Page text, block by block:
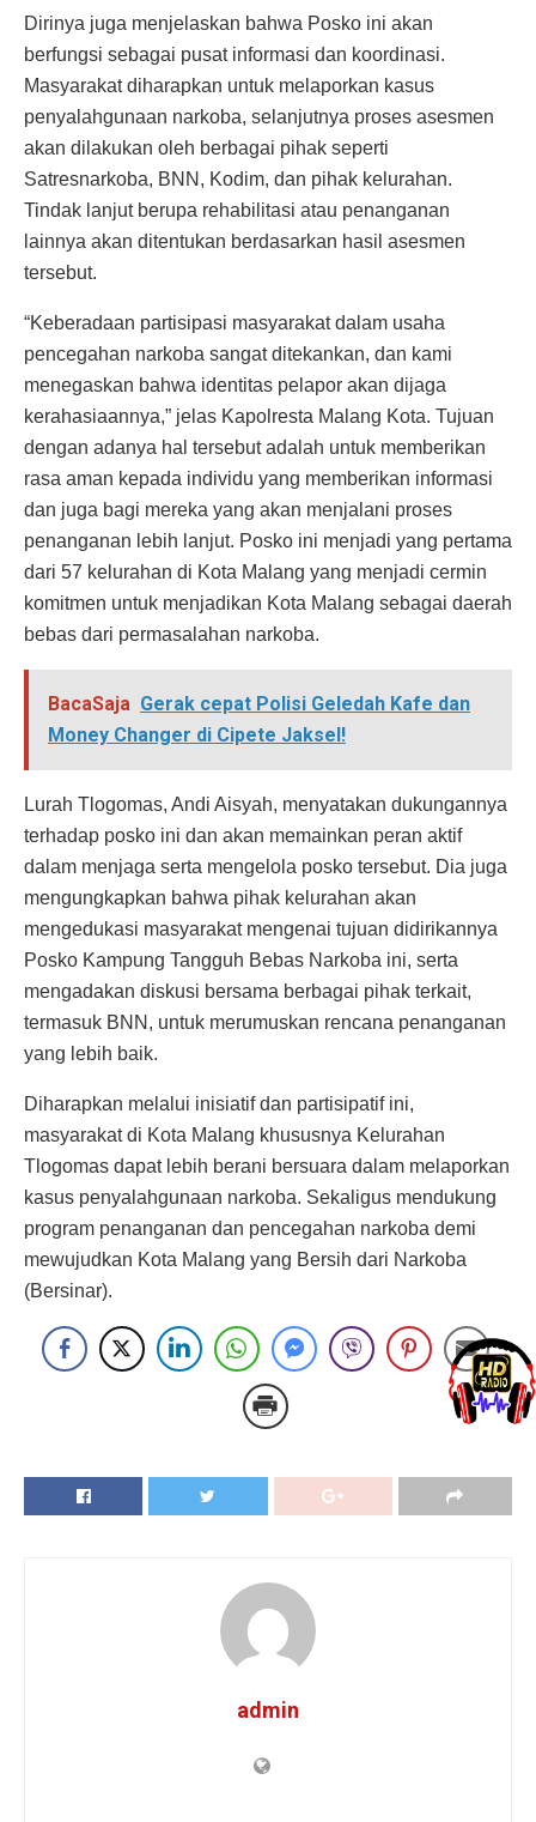
Dirinya juga menjelaskan bahwa Posko ini akan
berfungsi sebagai pusat informasi dan koordinasi.
Masyarakat diharapkan untuk melaporkan kasus
penyalahgunaan narkoba, selanjutnya proses asesmen
akan dilakukan oleh berbagai pihak seperti
Satresnarkoba, BNN, Kodim, dan pihak kelurahan.
Tindak lanjut berupa rehabilitasi atau penanganan
lainnya akan ditentukan berdasarkan hasil asesmen
tersebut.
“Keberadaan partisipasi masyarakat dalam usaha
pencegahan narkoba sangat ditekankan, dan kami
menegaskan bahwa identitas pelapor akan dijaga
kerahasiaannya,” jelas Kapolresta Malang Kota. Tujuan
dengan adanya hal tersebut adalah untuk memberikan
rasa aman kepada individu yang memberikan informasi
dan juga bagi mereka yang akan menjalani proses
penanganan lebih lanjut. Posko ini menjadi yang pertama
dari 57 kelurahan di Kota Malang yang menjadi cermin
komitmen untuk menjadikan Kota Malang sebagai daerah
bebas dari permasalahan narkoba.
BacaSaja Gerak cepat Polisi Geledah Kafe dan
Money Changer di Cipete Jaksel!
Lurah Tlogomas, Andi Aisyah, menyatakan dukungannya
terhadap posko ini dan akan memainkan peran aktif
dalam menjaga serta mengelola posko tersebut. Dia juga
mengungkapkan bahwa pihak kelurahan akan
mengedukasi masyarakat mengenai tujuan didirikannya
Posko Kampung Tangguh Bebas Narkoba ini, serta
mengadakan diskusi bersama berbagai pihak terkait,
termasuk BNN, untuk merumuskan rencana penanganan
yang lebih baik.
Diharapkan melalui inisiatif dan partisipatif ini,
masyarakat di Kota Malang khususnya Kelurahan
Tlogomas dapat lebih berani bersuara dalam melaporkan
kasus penyalahgunaan narkoba. Sekaligus mendukung
program penanganan dan pencegahan narkoba demi
mewujudkan Kota Malang yang Bersih dari Narkoba
(Bersinar).
admin